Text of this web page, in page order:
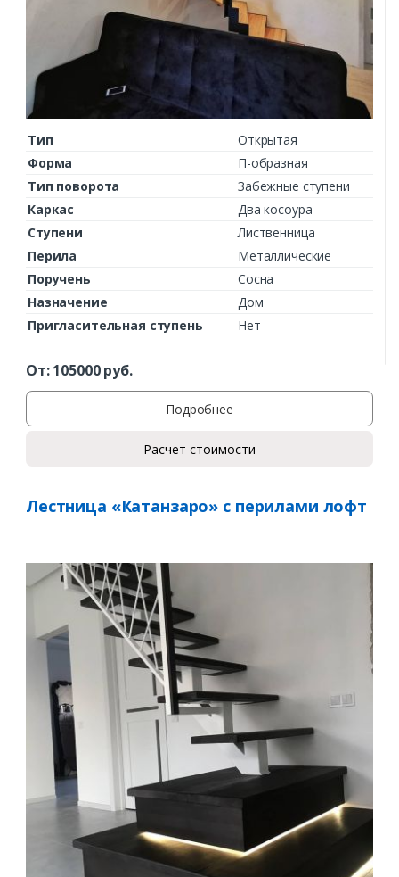
Тип
Открытая
Форма
П-образная
Тип поворота
Забежные ступени
Каркас
Два косоура
Ступени
Лиственница
Перила
Металлические
Поручень
Сосна
Назначение
Дом
Пригласительная ступень
Нет
От:105000руб.
Подробнее
Расчет стоимости
Лестница «Катанзаро» с перилами лофт